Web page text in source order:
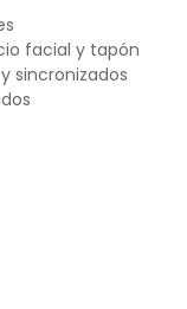
facial y tapón
sincronizados